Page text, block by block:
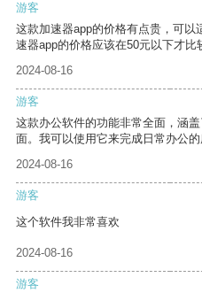
游客
这款加速器app的价格有点贵，可以
速器app的价格应该在50元以下才比
2024-08-16
游客
这款办公软件的功能非常全面，涵
面。我可以使用它来完成日常办公的
2024-08-16
游客
这个软件我非常喜欢
2024-08-16
游客